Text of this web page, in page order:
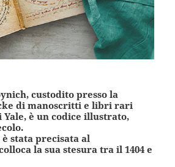
custodito presso la
di manoscritti e libri rari
Yale, è un codice illustrato,
stata precisata al
la sua stesura tra il 1404 e